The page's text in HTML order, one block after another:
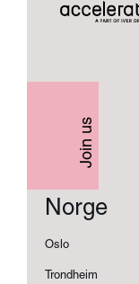
Join us
Norge
Oslo
Trondheim